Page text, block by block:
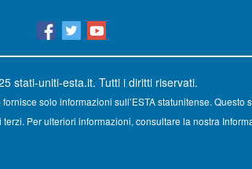
stati-uniti-esta.it. Tutti i diritti riservati.
solo informazioni sull’ESTA statunitense. Questo
Per ulteriori informazioni, consultare la nostra